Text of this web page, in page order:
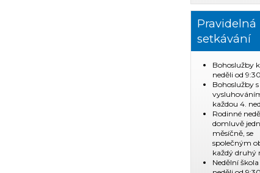
Pravidelná
setkávání
Bohoslužby
neděli od 9:30
Bohoslužby s
každou 4.
Rodinné
domluvě
měsíčně, se
společným
každý druhý
Nedělní